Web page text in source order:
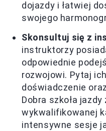
dojazdy i łatwiej
swojego
Skonsultuj się z
instruktorzy
odpowiednie
rozwojowi. Pytaj
doświadczenie
Dobra szkoła
wykwalifikowanej
intensywne sesje